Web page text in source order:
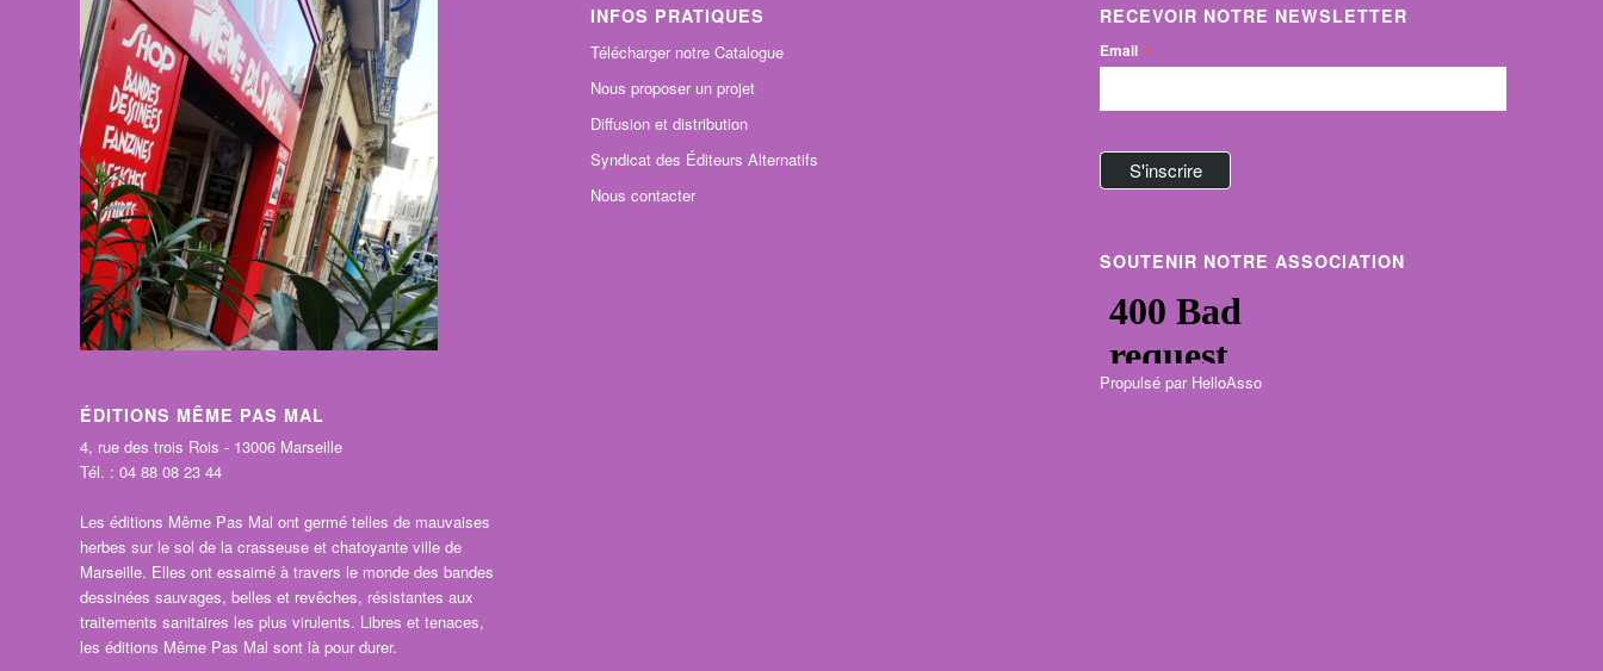
ÉDITIONS MÊME PAS MAL
4, rue des trois Rois - 13006 Marseille
Tél. : 04 88 08 23 44
Les éditions Même Pas Mal ont germé telles de mauvaises
herbes sur le sol de la crasseuse et chatoyante ville de
Marseille. Elles ont essaimé à travers le monde des bandes
dessinées sauvages, belles et revêches, résistantes aux
traitements sanitaires les plus virulents. Libres et tenaces,
les éditions Même Pas Mal sont là pour durer.
INFOS PRATIQUES
Télécharger notre Catalogue
Nous proposer un projet
Diffusion et distribution
Syndicat des Éditeurs Alternatifs
Nous contacter
RECEVOIR NOTRE NEWSLETTER
Email *
SOUTENIR NOTRE ASSOCIATION
Propulsé par HelloAsso